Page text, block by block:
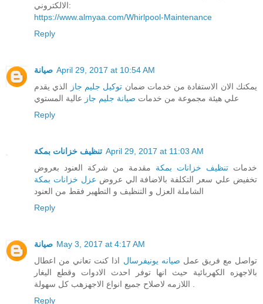
الالكتروني:
https://www.almyaa.com/Whirlpool-Maintenance
Reply
صيانة April 29, 2017 at 10:54 AM
يمكنك الان الاستفادة من خدمات ضمان توكيل جليم جاز
الذي يقدم
علي هيئة مجموعة من خدمات صيانة جليم جاز عالية المستوي
Reply
تنظيف خزانات بمكة April 29, 2017 at 11:03 AM
خدمات تنظيف خزانات بمكة مقدمة من شركة العنود بعروض
تخفيض علي سعر التكلفة بالاضافة الي عروض عزل خزانات بمكة
الشاملة العزل و التنظيف و التطهير فقط من العنود
Reply
صيانة May 3, 2017 at 4:17 AM
تواصل مع فريق عمل صيانه يونيفرسال اذا كنت تعاني من اعطال
بالاجهزه الكهربائية حيث انها توفر احدث الادوات وقطع اليغار
Reply